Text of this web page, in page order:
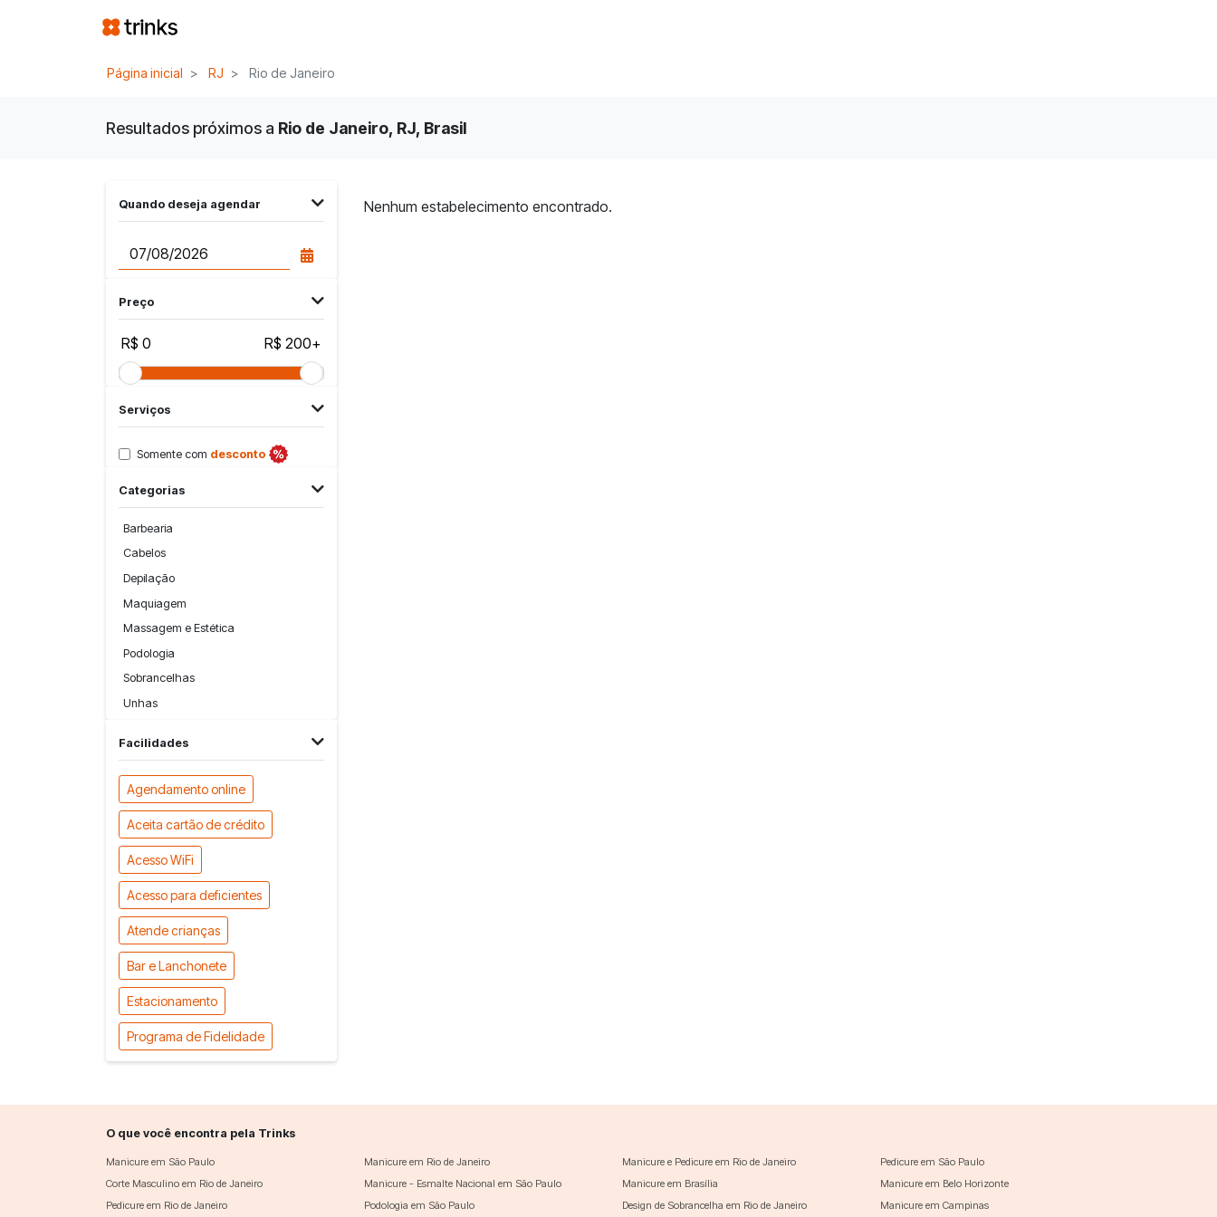
Página inicial RJ Rio de Janeiro
Resultados próximos a Rio de Janeiro, RJ, Brasil
Quando deseja agendar
Preço
R$ 0 R$ 200+
Serviços
Somente com desconto
Categorias
Barbearia
Cabelos
Depilação
Maquiagem
Massagem e Estética
Podologia
Sobrancelhas
Unhas
Facilidades
Agendamento online
Aceita cartão de crédito
Acesso WiFi
Acesso para deficientes
Atende crianças
Bar e Lanchonete
Estacionamento
Programa de Fidelidade
Nenhum estabelecimento encontrado.
O que você encontra pela Trinks
Manicure em São Paulo Manicure em Rio de Janeiro Manicure e Pedicure em Rio de Janeiro
Pedicure em São Paulo
Corte Masculino em Rio de Janeiro
Manicure - Esmalte Nacional em São Paulo Manicure em Brasília
Manicure em Belo Horizonte
Pedicure em Rio de Janeiro
Podologia em São Paulo Design de Sobrancelha em Rio de Janeiro Manicure em Campinas